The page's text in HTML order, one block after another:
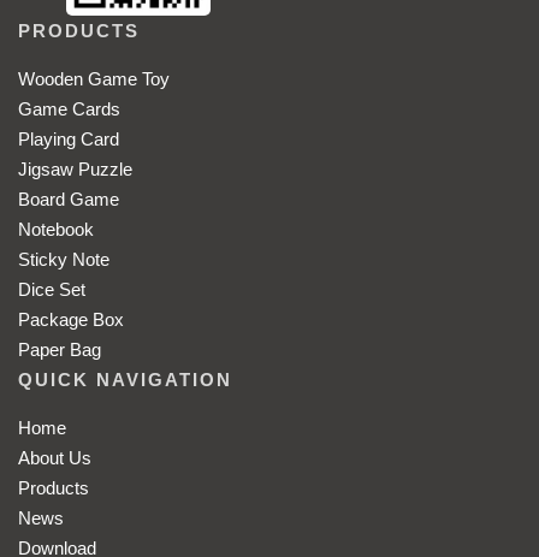
PRODUCTS
Wooden Game Toy
Game Cards
Playing Card
Jigsaw Puzzle
Board Game
Notebook
Sticky Note
Dice Set
Package Box
Paper Bag
QUICK NAVIGATION
Home
About Us
Products
News
Download